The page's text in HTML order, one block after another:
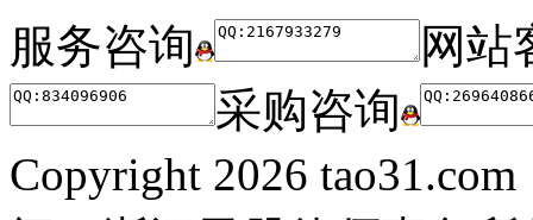
服务咨询
网站
采购咨询
Copyright 2026